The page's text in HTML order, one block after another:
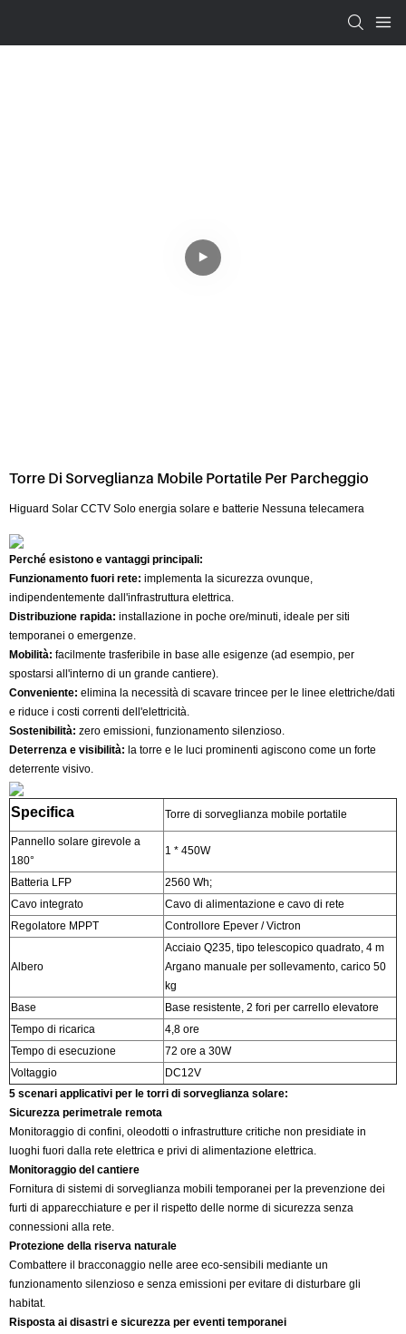
Torre Di Sorveglianza Mobile Portatile Per Parcheggio
Higuard Solar CCTV Solo energia solare e batterie Nessuna telecamera
Perché esistono e vantaggi principali:
Funzionamento fuori rete: implementa la sicurezza ovunque,
indipendentemente dall'infrastruttura elettrica.
Distribuzione rapida: installazione in poche ore/minuti, ideale per siti
temporanei o emergenze.
Mobilità: facilmente trasferibile in base alle esigenze (ad esempio, per
spostarsi all'interno di un grande cantiere).
Conveniente: elimina la necessità di scavare trincee per le linee elettriche/dati
e riduce i costi correnti dell'elettricità.
Sostenibilità: zero emissioni, funzionamento silenzioso.
Deterrenza e visibilità: la torre e le luci prominenti agiscono come un forte
deterrente visivo.
Specifica Torre di sorveglianza mobile portatile
Pannello solare girevole a
180°
1 * 450W
Batteria LFP
2560 Wh;
Cavo integrato
Cavo di alimentazione e cavo di rete
Regolatore MPPT
Controllore Epever / Victron
Albero
Acciaio Q235, tipo telescopico quadrato, 4 m
Argano manuale per sollevamento, carico 50
kg
Base
Base resistente, 2 fori per carrello elevatore
Tempo di ricarica
4,8 ore
Tempo di esecuzione
72 ore a 30W
Voltaggio
DC12V
5 scenari applicativi per le torri di sorveglianza solare:
Sicurezza perimetrale remota
Monitoraggio di confini, oleodotti o infrastrutture critiche non presidiate in
luoghi fuori dalla rete elettrica e privi di alimentazione elettrica.
Monitoraggio del cantiere
Fornitura di sistemi di sorveglianza mobili temporanei per la prevenzione dei
furti di apparecchiature e per il rispetto delle norme di sicurezza senza
connessioni alla rete.
Protezione della riserva naturale
Combattere il bracconaggio nelle aree eco-sensibili mediante un
funzionamento silenzioso e senza emissioni per evitare di disturbare gli
habitat.
Risposta ai disastri e sicurezza per eventi temporanei